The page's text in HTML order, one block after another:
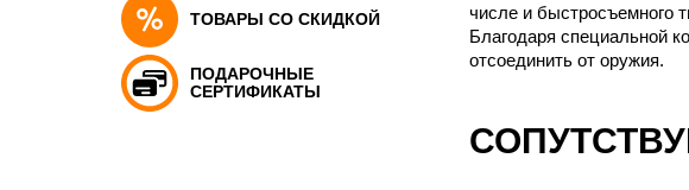
ТОВАРЫ СО СКИДКОЙ
ПОДАРОЧНЫЕ
СЕРТИФИКАТЫ
числе и быстросъемного
Благодаря специальной
отсоединить от оружия.